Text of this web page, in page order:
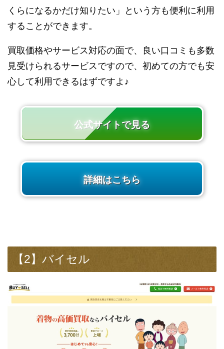
くらになるかだけ知りたい」という方も便利に利用
することができます。
買取価格やサービス対応の面で、良い口コミも多数
見受けられるサービスですので、初めての方でも安
心して利用できるはずですよ♪
公式サイトで見る
詳細はこちら
【2】バイセル